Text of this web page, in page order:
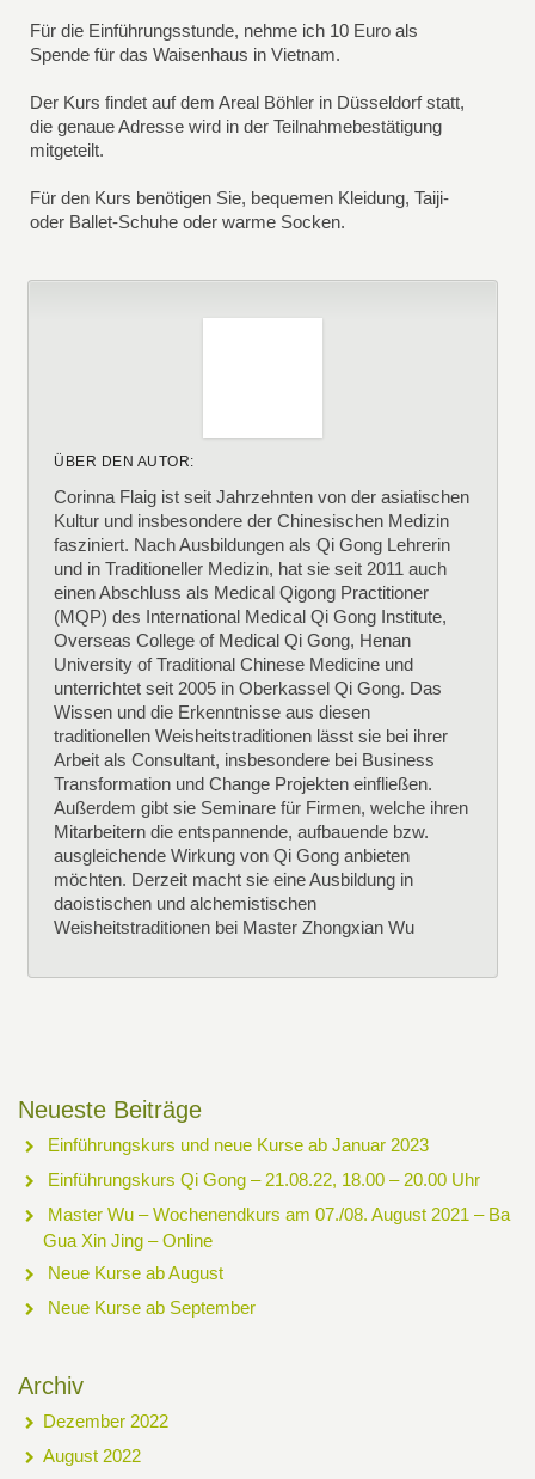
Für die Einführungsstunde, nehme ich 10 Euro als
Spende für das Waisenhaus in Vietnam.
Der Kurs findet auf dem Areal Böhler in Düsseldorf statt,
die genaue Adresse wird in der Teilnahmebestätigung
mitgeteilt.
Für den Kurs benötigen Sie, bequemen Kleidung, Taiji-
oder Ballet-Schuhe oder warme Socken.
ÜBER DEN AUTOR:
Corinna Flaig ist seit Jahrzehnten von der asiatischen
Kultur und insbesondere der Chinesischen Medizin
fasziniert. Nach Ausbildungen als Qi Gong Lehrerin
und in Traditioneller Medizin, hat sie seit 2011 auch
einen Abschluss als Medical Qigong Practitioner
(MQP) des International Medical Qi Gong Institute,
Overseas College of Medical Qi Gong, Henan
University of Traditional Chinese Medicine und
unterrichtet seit 2005 in Oberkassel Qi Gong. Das
Wissen und die Erkenntnisse aus diesen
traditionellen Weisheitstraditionen lässt sie bei ihrer
Arbeit als Consultant, insbesondere bei Business
Transformation und Change Projekten einfließen.
Außerdem gibt sie Seminare für Firmen, welche ihren
Mitarbeitern die entspannende, aufbauende bzw.
ausgleichende Wirkung von Qi Gong anbieten
möchten. Derzeit macht sie eine Ausbildung in
daoistischen und alchemistischen
Weisheitstraditionen bei Master Zhongxian Wu
Neueste Beiträge
Einführungskurs und neue Kurse ab Januar 2023
Einführungskurs Qi Gong – 21.08.22, 18.00 – 20.00 Uhr
Master Wu – Wochenendkurs am 07./08. August 2021 – Ba
Gua Xin Jing – Online
Neue Kurse ab August
Neue Kurse ab September
Archiv
Dezember 2022
August 2022